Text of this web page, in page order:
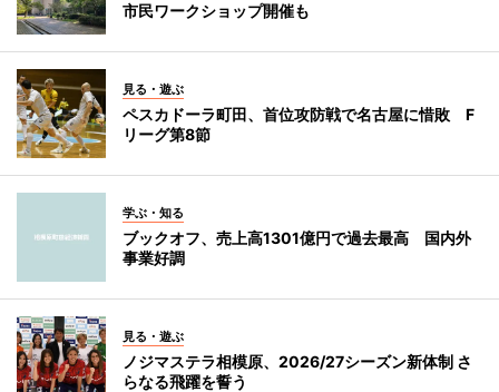
市民ワークショップ開催も
見る・遊ぶ
ペスカドーラ町田、首位攻防戦で名古屋に惜敗 F
リーグ第8節
学ぶ・知る
ブックオフ、売上高1301億円で過去最高 国内外
事業好調
見る・遊ぶ
ノジマステラ相模原、2026/27シーズン新体制 さ
らなる飛躍を誓う